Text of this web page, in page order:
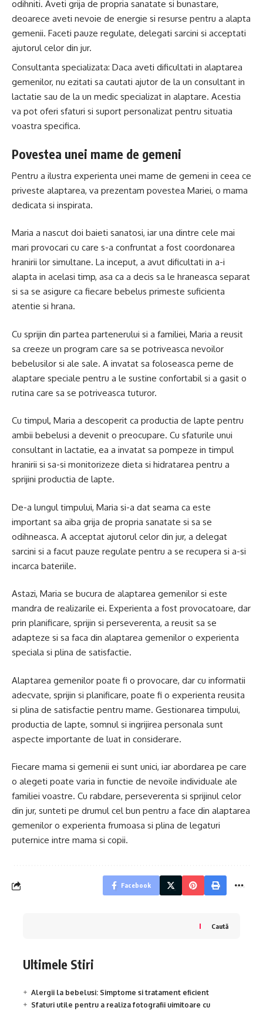
odihniti. Aveti grija de propria sanatate si bunastare,
deoarece aveti nevoie de energie si resurse pentru a alapta
gemenii. Faceti pauze regulate, delegati sarcini si acceptati
ajutorul celor din jur.
Consultanta specializata: Daca aveti dificultati in alaptarea
gemenilor, nu ezitati sa cautati ajutor de la un consultant in
lactatie sau de la un medic specializat in alaptare. Acestia
va pot oferi sfaturi si suport personalizat pentru situatia
voastra specifica.
Povestea unei mame de gemeni
Pentru a ilustra experienta unei mame de gemeni in ceea ce
priveste alaptarea, va prezentam povestea Mariei, o mama
dedicata si inspirata.
Maria a nascut doi baieti sanatosi, iar una dintre cele mai
mari provocari cu care s-a confruntat a fost coordonarea
hranirii lor simultane. La inceput, a avut dificultati in a-i
alapta in acelasi timp, asa ca a decis sa le hraneasca separat
si sa se asigure ca fiecare bebelus primeste suficienta
atentie si hrana.
Cu sprijin din partea partenerului si a familiei, Maria a reusit
sa creeze un program care sa se potriveasca nevoilor
bebelusilor si ale sale. A invatat sa foloseasca perne de
alaptare speciale pentru a le sustine confortabil si a gasit o
rutina care sa se potriveasca tuturor.
Cu timpul, Maria a descoperit ca productia de lapte pentru
ambii bebelusi a devenit o preocupare. Cu sfaturile unui
consultant in lactatie, ea a invatat sa pompeze in timpul
hranirii si sa-si monitorizeze dieta si hidratarea pentru a
sprijini productia de lapte.
De-a lungul timpului, Maria si-a dat seama ca este
important sa aiba grija de propria sanatate si sa se
odihneasca. A acceptat ajutorul celor din jur, a delegat
sarcini si a facut pauze regulate pentru a se recupera si a-si
incarca bateriile.
Astazi, Maria se bucura de alaptarea gemenilor si este
mandra de realizarile ei. Experienta a fost provocatoare, dar
prin planificare, sprijin si perseverenta, a reusit sa se
adapteze si sa faca din alaptarea gemenilor o experienta
speciala si plina de satisfactie.
Alaptarea gemenilor poate fi o provocare, dar cu informatii
adecvate, sprijin si planificare, poate fi o experienta reusita
si plina de satisfactie pentru mame. Gestionarea timpului,
productia de lapte, somnul si ingrijirea personala sunt
aspecte importante de luat in considerare.
Fiecare mama si gemenii ei sunt unici, iar abordarea pe care
o alegeti poate varia in functie de nevoile individuale ale
familiei voastre. Cu rabdare, perseverenta si sprijinul celor
din jur, sunteti pe drumul cel bun pentru a face din alaptarea
gemenilor o experienta frumoasa si plina de legaturi
puternice intre mama si copii.
Facebook
Caută
Ultimele Stiri
Alergii la bebelusi: Simptome si tratament eficient
Sfaturi utile pentru a realiza fotografii uimitoare cu